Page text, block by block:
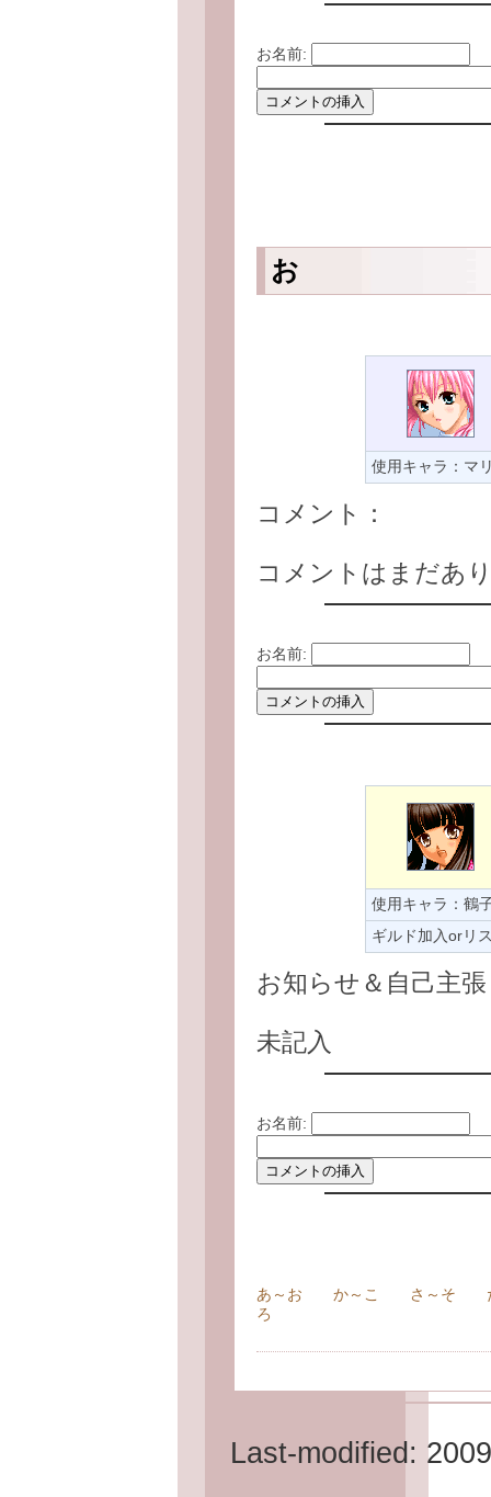
お名前:
お
使用キャラ：マ
コメント：
コメントはまだあ
お名前:
使用キャラ：鶴
ギルド加入orリ
お知らせ＆自己主
未記入
お名前:
あ～お か～こ さ～そ
ろ
Last-modified: